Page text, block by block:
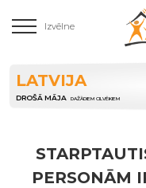
Izvēlne
LATVIJA
DROŠĀ MĀJA DAŽĀDIEM CILVĒKIEM
PERSONĀM